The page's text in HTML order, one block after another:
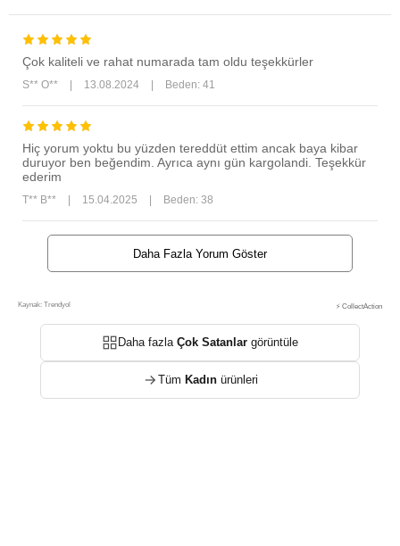
Çok kaliteli ve rahat numarada tam oldu teşekkürler
S** O** 13.08.2024 Beden: 41
Hiç yorum yoktu bu yüzden tereddüt ettim ancak baya kibar
duruyor ben beğendim. Ayrıca aynı gün kargolandi. Teşekkür
ederim
T** B** 15.04.2025 Beden: 38
Daha Fazla Yorum Göster
Kaynak: Trendyol ⚡ CollectAction
Daha fazla Çok Satanlargörüntüle
Tüm Kadınürünleri